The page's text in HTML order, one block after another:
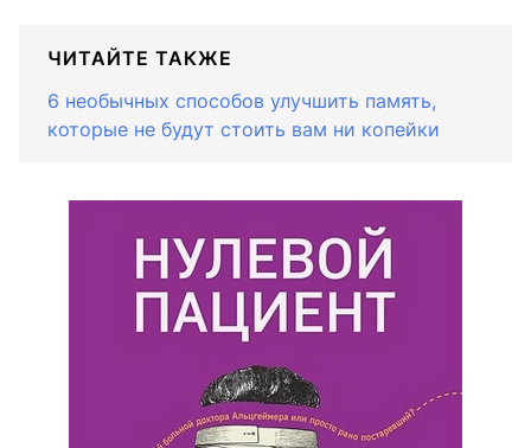
ЧИТАЙТЕ ТАКЖЕ
6 необычных способов улучшить память,
которые не будут стоить вам ни копейки